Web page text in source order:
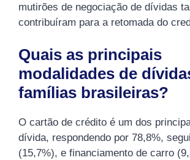
mutirões de negociação de dívidas
contribuíram para a retomada do
Quais as principais
modalidades de
famílias brasileiras?
O cartão de crédito é um dos
dívida, respondendo por 78,8%,
(15,7%), e financiamento de carro